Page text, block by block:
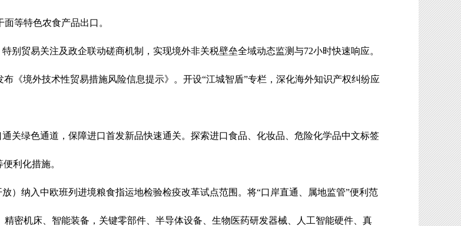
等特色农食产品出口。
别贸易关注及政企联动磋商机制，实现境外非关税壁垒全域动态监测与72小时快速响应。
布《境外技术性贸易措施风险信息提示》。开设“江城智盾”专栏，深化海外知识产权纠纷应
关绿色通道，保障进口首发新品快速通关。探索进口食品、化妆品、危险化学品中文标签
便利化措施。
）纳入中欧班列进境粮食指运地检验检疫改革试点范围。将“口岸直通、属地监管”便利范
密机床、智能装备，关键零部件、半导体设备、生物医药研发器械、人工智能硬件、真